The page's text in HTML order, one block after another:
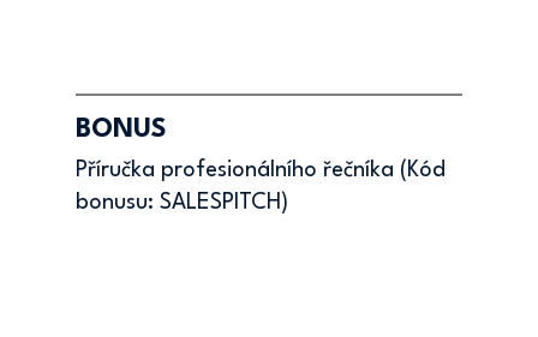
BONUS
Příručka profesionálního řečníka (Kód
bonusu: SALESPITCH)